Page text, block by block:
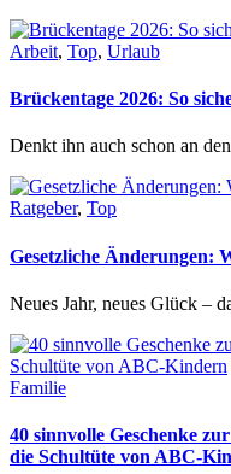
Arbeit, Top, Urlaub
Brückentage 2026: So
Denkt ihn auch schon an
Ratgeber, Top
Gesetzliche Änderungen:
Neues Jahr, neues Glück –
Familie
40 sinnvolle Geschenke
die Schultüte von ABC-